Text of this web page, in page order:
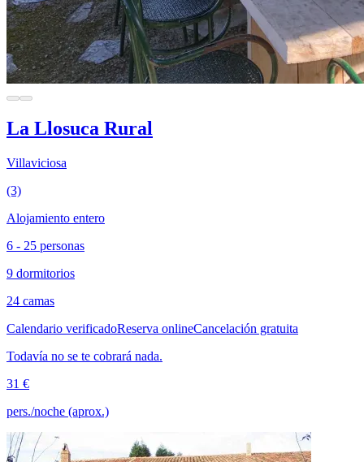
La Llosuca Rural
Villaviciosa
(3)
Alojamiento entero
6 - 25 personas
9 dormitorios
24 camas
Calendario verificadoReserva onlineCancelación gratuita
Todavía no se te cobrará nada.
31 €
pers./noche (aprox.)